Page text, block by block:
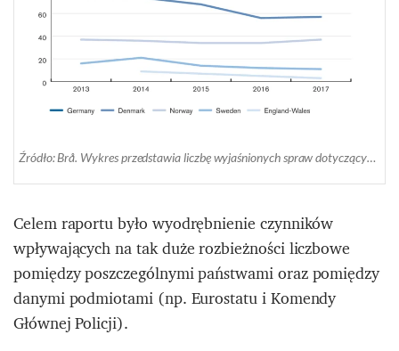
Źródło: Brå. Wykres przedstawia liczbę wyjaśnionych spraw dotyczących gwałtu zgodnie z danymi w oficjalnych statystykach krajowych każdego kraju: Niemiec, Danii, Norwegii, Szwecji oraz Anglii i Walii.
Celem raportu było wyodrębnienie czynników
wpływających na tak duże rozbieżności liczbowe
pomiędzy poszczególnymi państwami oraz pomiędzy
danymi podmiotami (np. Eurostatu i Komendy
Głównej Policji).